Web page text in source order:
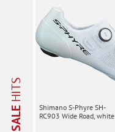
SALE
HITS
Shimano S-Phyre SH-
RC903 Wide Road, white